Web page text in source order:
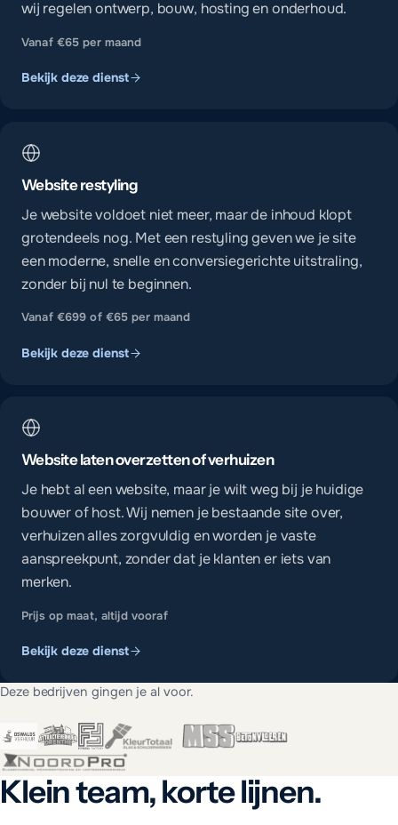
wij regelen ontwerp, bouw, hosting en onderhoud.
Vanaf €65 per maand
Bekijk deze dienst
Website restyling
Je website voldoet niet meer, maar de inhoud klopt
grotendeels nog. Met een restyling geven we je site
een moderne, snelle en conversiegerichte uitstraling,
zonder bij nul te beginnen.
Vanaf €699 of €65 per maand
Bekijk deze dienst
Website laten overzetten of verhuizen
Je hebt al een website, maar je wilt weg bij je huidige
bouwer of host. Wij nemen je bestaande site over,
verhuizen alles zorgvuldig en worden je vaste
aanspreekpunt, zonder dat je klanten er iets van
merken.
Prijs op maat, altijd vooraf
Bekijk deze dienst
Deze bedrijven gingen je al voor.
Klein team, korte lijnen.